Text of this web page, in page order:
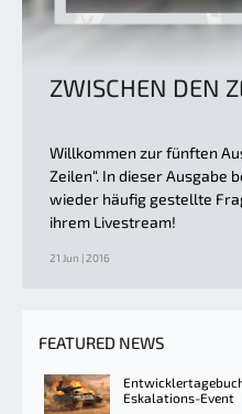
ZWISCHEN DEN
Willkommen zur fünften
Zeilen“. In dieser
wieder häufig gestellte
ihrem Livestream!
21 Jun | 2016
FEATURED NEWS
Eskalations-Event